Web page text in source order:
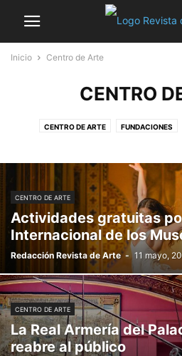
Inicio Centro de Arte
CENTRO
CENTRO DE ARTE FUNDACIONES
CENTRO DE ARTE
Actividades gratuitas
Internacional de los
Redacción Revista de Arte - 11 mayo,
CENTRO DE ARTE
La Real Armería del
reabre al público